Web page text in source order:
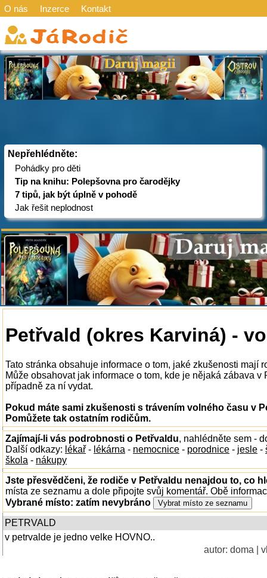
O nás Inzerce Kontakt
Nepřehlédněte:
Pohádky pro děti
Tip na knihu: Polepšovna pro čarodějky
7 tipů, jak být úplně v pohodě
Jak řešit neplodnost
Petřvald (okres Karviná) -
Tato stránka obsahuje informace o tom, jaké zkušenosti mají
Může obsahovat jak informace o tom, kde je nějaká zábava
případně za ní vydat.
Pokud máte sami zkušenosti s trávením volného času v
Pomůžete tak ostatním rodičům.
Zajímají-li vás podrobnosti o Petřvaldu, nahlédněte sem -
Další odkazy: lékař - lékárna - nemocnice - porodnice - jesle -
škola - nákupy
Jste přesvědčeni, že rodiče v Petřvaldu nenajdou to, co
místa ze seznamu a dole připojte svůj komentář. Obě
Vybrané místo: zatím nevybráno
PETRVALD
v petrvalde je jedno velke HOVNO..
autor: doma |